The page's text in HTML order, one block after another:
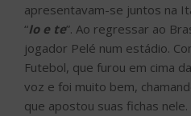
apresentavam-se juntos na
“Io e te”. Ao regressar ao
jogador Pelé num estádio.
Futebol, que furou em cima
voz e foi muito bem,
que apostou suas fichas